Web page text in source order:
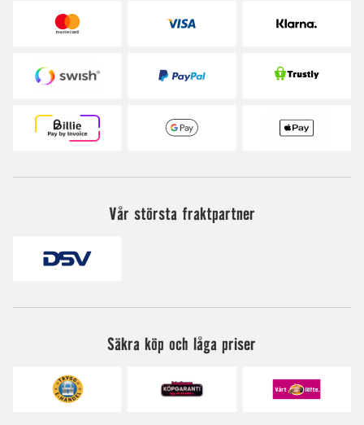
Vår största fraktpartner
Säkra köp och låga priser